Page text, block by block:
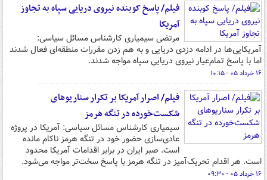
فیلم/ پاسخ کوبنده نیروی دریایی سپاه به تجاوز
آمریکا
مرتضی سیمیاری کارشناس مسائل سیاسی:
آمریکایی‌ها در ادامه دزدی دریایی و به هم زدن مقررات منطقه‌ای فعال شدند
اما با پاسخ تمام‌عیار نیروی دریایی سپاه مواجه شدند.
۱۶ خرداد ۰۵ - ۱۰:۱۵
فیلم/ اصرار آمریکا بر تکرار سناریوهای
شکست‌خورده در تنگه هرمز
سیمیاری کارشناس مسائل سیاسی: آمریکا در پروژه
عادی‌سازی حضور خود در تنگه هرمز ناکام مانده
است. صبر ایران در برابر اقدامات آمریکا محدود
است. هر اقدام تحریک‌آمیز در تنگه هرمز با پاسخ سخت‌تر مواجه می‌شود.
۱۶ خرداد ۰۵ - ۰۹:۳۰